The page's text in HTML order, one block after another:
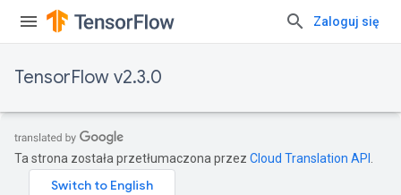
Zaloguj się
TensorFlow v2.3.0
Ta strona została przetłumaczona przez Cloud Translation API